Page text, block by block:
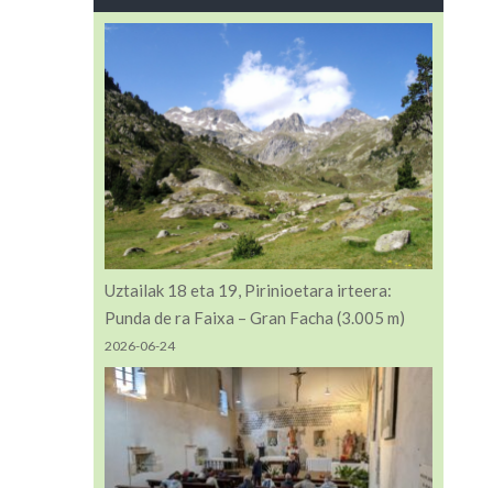
Uztailak 18 eta 19, Pirinioetara irteera:
Punda de ra Faixa – Gran Facha (3.005 m)
2026-06-24